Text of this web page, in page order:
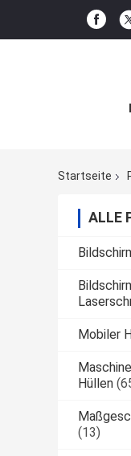
Startseite
ALLE
Mobiler
Hüllen
(13)